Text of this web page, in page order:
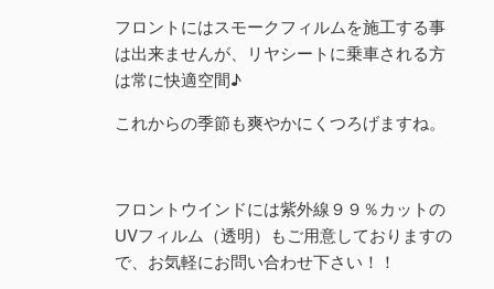
フロントにはスモークフィルムを施工する事
は出来ませんが、リヤシートに乗車される方
は常に快適空間♪
これからの季節も爽やかにくつろげますね。
フロントウインドには紫外線９９％カットの
UVフィルム（透明）もご用意しておりますの
で、お気軽にお問い合わせ下さい！！